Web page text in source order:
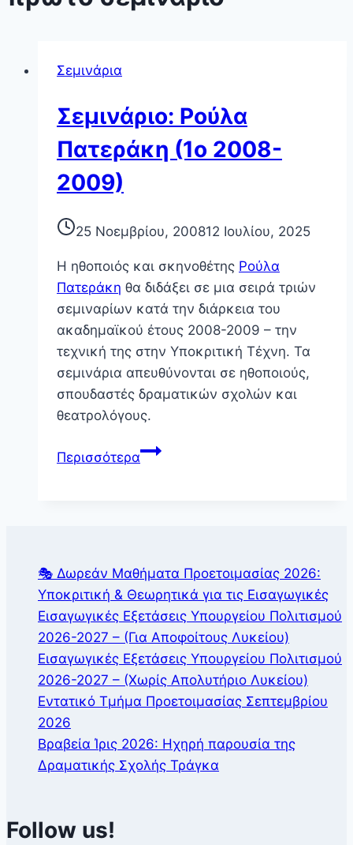
Σεμινάρια
Σεμινάριο: Ρούλα
Πατεράκη (1ο 2008-
2009)
25 Νοεμβρίου, 200812 Ιουλίου, 2025
Η ηθοποιός και σκηνοθέτης Ρούλα
Πατεράκη θα διδάξει σε μια σειρά τριών
σεμιναρίων κατά την διάρκεια του
ακαδημαϊκού έτους 2008-2009 – την
τεχνική της στην Υποκριτική Τέχνη. Τα
σεμινάρια απευθύνονται σε ηθοποιούς,
σπουδαστές δραματικών σχολών και
θεατρολόγους.
ΠερισσότεραΣεμινάριο:
🎭 Δωρεάν Μαθήματα Προετοιμασίας 2026:
Υποκριτική & Θεωρητικά για τις Εισαγωγικές
Εισαγωγικές Εξετάσεις Υπουργείου Πολιτισμού
2026-2027 – (Για Αποφοίτους Λυκείου)
Εισαγωγικές Εξετάσεις Υπουργείου Πολιτισμού
2026-2027 – (Χωρίς Απολυτήριο Λυκείου)
Εντατικό Τμήμα Προετοιμασίας Σεπτεμβρίου
2026
Βραβεία Ίρις 2026: Ηχηρή παρουσία της
Δραματικής Σχολής Τράγκα
Follow us!